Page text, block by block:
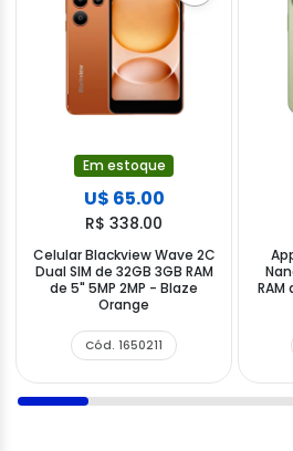
Em estoque
U$ 65.00
R$ 338.00
Celular Blackview Wave 2C
Dual SIM de 32GB 3GB RAM
de 5" 5MP 2MP - Blaze
Orange
Cód. 1650211
RAM